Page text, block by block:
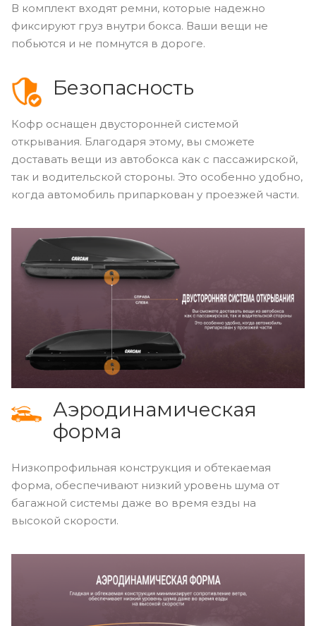
В комплект входят ремни, которые надежно
фиксируют груз внутри бокса. Ваши вещи не
побьются и не помнутся в дороге.
Безопасность
Кофр оснащен двусторонней системой
открывания. Благодаря этому, вы сможете
доставать вещи из автобокса как с пассажирской,
так и водительской стороны. Это особенно удобно,
когда автомобиль припаркован у проезжей части.
Аэродинамическая
форма
Низкопрофильная конструкция и обтекаемая
форма, обеспечивают низкий уровень шума от
багажной системы даже во время езды на
высокой скорости.